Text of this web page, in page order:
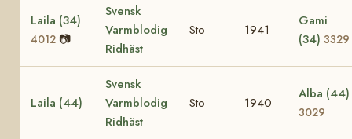
Laila (34)
4012 📷
Svensk
Varmblodig
Ridhäst
Sto 1941
Gami
(34) 3329
Laila (44)
Svensk
Varmblodig
Ridhäst
Sto 1940
Alba (44)
3029